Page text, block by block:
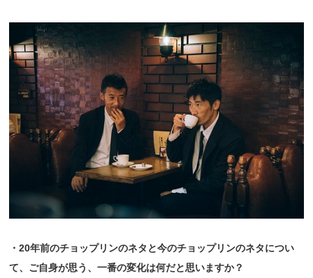
・20年前のチョップリンのネタと今のチョップリンのネタについ
て、ご自身が思う、一番の変化は何だと思いますか？